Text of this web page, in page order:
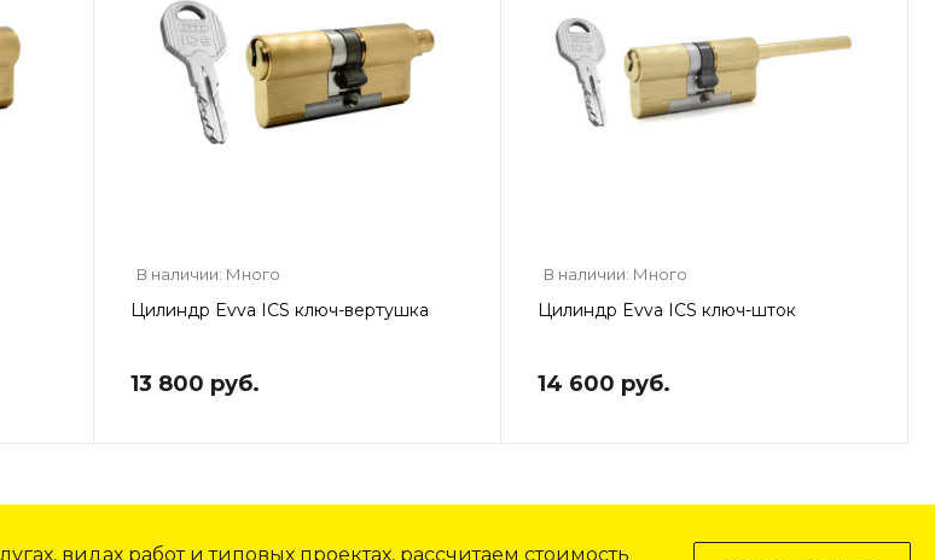
В наличии: Много
Цилиндр Evva ICS ключ-вертушка
13 800 руб.
В наличии: Много
Цилиндр Evva ICS ключ-шток
14 600 руб.
видах работ и типовых проектах, рассчитаем стоимость